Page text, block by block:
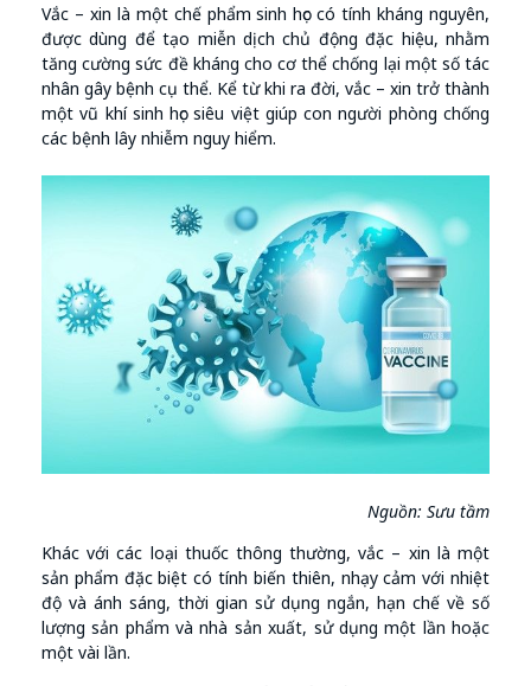
Vắc – xin là một chế phẩm sinh học có tính kháng nguyên,
được dùng để tạo miễn dịch chủ động đặc hiệu, nhằm
tăng cường sức đề kháng cho cơ thể chống lại một số tác
nhân gây bệnh cụ thể. Kể từ khi ra đời, vắc – xin trở thành
một vũ khí sinh học siêu việt giúp con người phòng chống
các bệnh lây nhiễm nguy hiểm.
Nguồn: Sưu tầm
Khác với các loại thuốc thông thường, vắc – xin là một
sản phẩm đặc biệt có tính biến thiên, nhạy cảm với nhiệt
độ và ánh sáng, thời gian sử dụng ngắn, hạn chế về số
lượng sản phẩm và nhà sản xuất, sử dụng một lần hoặc
một vài lần.